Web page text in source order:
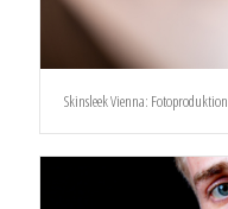
Skinsleek Vienna: Fotoproduktion